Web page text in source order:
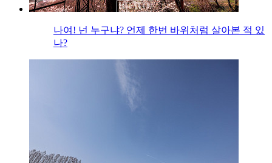
나여! 넌 누구냐? 언제 한번 바위처럼 살아본 적 있
나?